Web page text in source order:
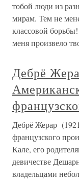
тобой люди из
мирам. Тем не
классовой
меня произвело
Дебрё
Дебрё Жерар
французского
Кале, его
девичестве
владельцами